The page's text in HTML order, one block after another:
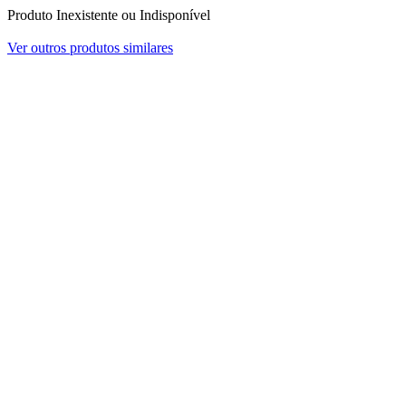
Produto Inexistente ou Indisponível
Ver outros produtos similares